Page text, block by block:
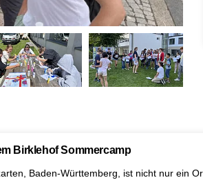
Birklehof Sommercamp
Baden-Württemberg, ist nicht nur ein